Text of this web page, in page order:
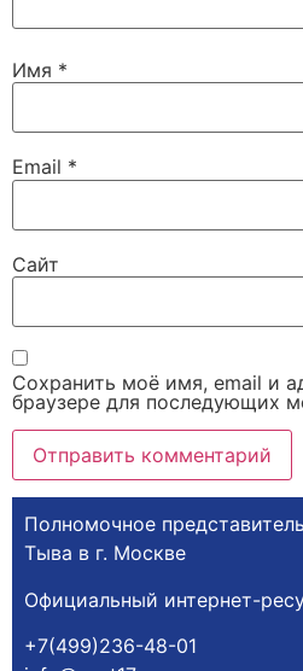
Имя *
Email *
Сайт
Сохранить моё имя, email и
браузере для последующих
Полномочное
Тыва в г. Москве
Официальный интернет-
+7(499)236-48-01